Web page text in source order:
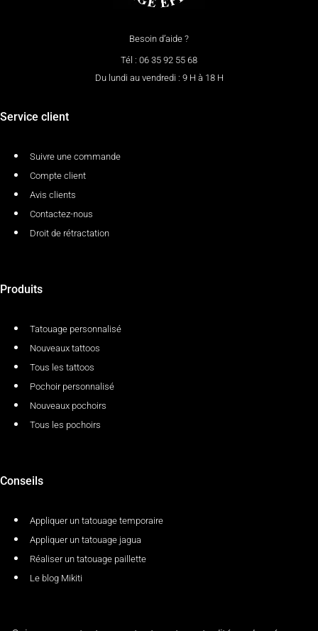
Besoin d’aide ?
Tél : 06 35 92 55 68
Du lundi au vendredi : 9 H à 18 H
Service client
Suivre une commande
Compte client
Avis clients
Contactez-nous
Droit de rétractation
Produits
Tatouage personnalisé
Nouveaux tattoos
Tous les tattoos
Pochoir personnalisé
Nouveaux pochoirs
Tous les pochoirs
Conseils
Appliquer un tatouage temporaire
Appliquer un tatouage jagua
Réaliser un tatouage paillette
Le blog Mikiti